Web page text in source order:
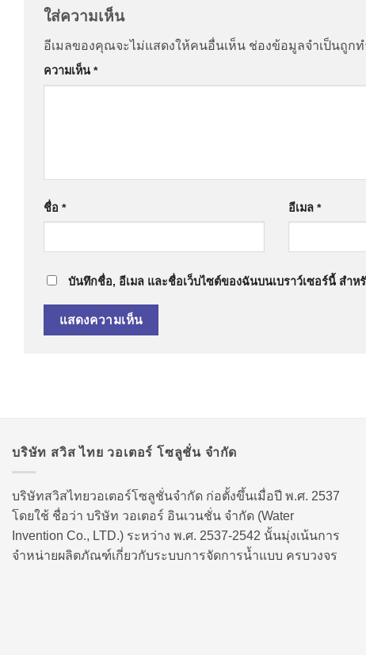
ใส่ความเห็น
อีเมลของคุณจะไม่แสดงให้คนอื่นเห็น ช่องข้อมูลจำเป็นถูกท
ความเห็น *
ชื่อ * อีเมล*
บันทึกชื่อ, อีเมล และชื่อเว็บไซต์ของฉันบนเบราว์เซอร์นี้ สำห
บริษัท สวิส ไทย วอเตอร์ โซลูชั่น จำกัด
บริษัทสวิสไทยวอเตอร์โซลูชั่นจำกัด ก่อตั้งขึ้นเมื่อปี พ.ศ. 2537
โดยใช้ ชื่อว่า บริษัท วอเตอร์ อินเวนชั่น จำกัด (Water
Invention Co., LTD.) ระหว่าง พ.ศ. 2537-2542 นั้นมุ่งเน้นการ
จำหน่ายผลิตภัณฑ์เกี่ยวกับระบบการจัดการน้ำแบบ ครบวงจร